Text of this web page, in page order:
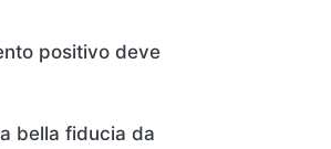
positivo deve
bella fiducia da